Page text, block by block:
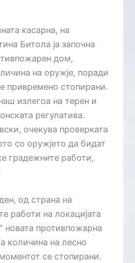
касарна, на
Битола ја започна
дом,
на оружје, поради
привремено стопирани.
излегоа на терен и
регулатива.
очекува проверката
со оружјето да бидат
градежните работи,
од страна на
работи на локацијата
новата противпожарна
количина на лесно
се стопирани.